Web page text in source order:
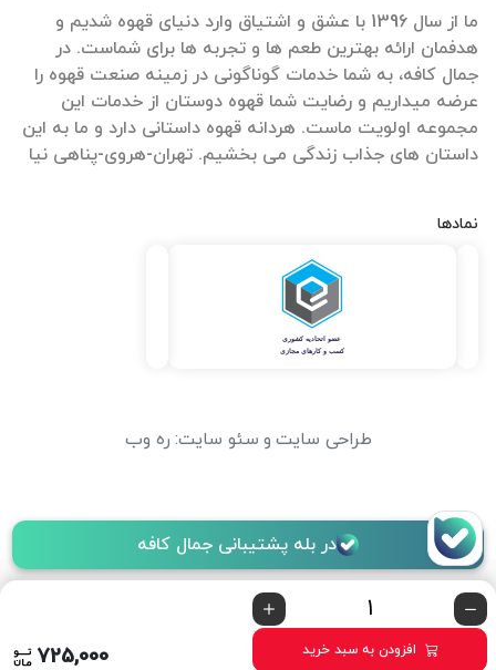
در بله پشتیبانی جمال کافه
افزودن به سبد خرید 725,000
ما از سال 1396 با عشق و اشتیاق وارد دنیای قهوه شدیم و
هدفمان ارائه بهترین طعم ها و تجربه ها برای شماست. در
جمال کافه، به شما خدمات گوناگونی در زمینه صنعت قهوه را
عرضه میداریم و رضایت شما قهوه دوستان از خدمات این
مجموعه اولویت ماست. هردانه قهوه داستانی دارد و ما به این
داستان های جذاب زندگی می بخشیم. تهران-هروی-پناهی نیا
نمادها
طراحی سایت و سئو سایت: ره وب